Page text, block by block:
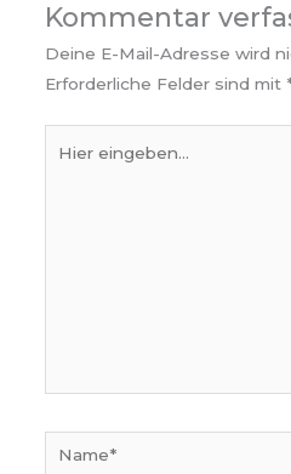
Kommentar
Deine E-Mail-Adresse wird
Erforderliche Felder sind mit
eingeben…